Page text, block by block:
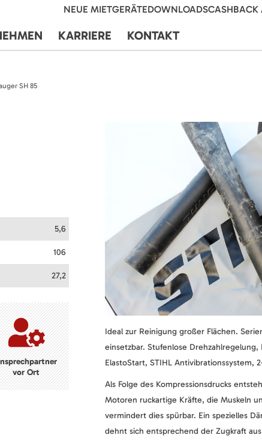
NEUE MIETGERÄTEDOWNLOADSCASHBACK
KARRIERE KONTAKT
SH 85
5,6
106
27,2
vor Ort
Ideal zur Reinigung großer Flächen.
einsetzbar. Stufenlose Drehzahlregelung,
ElastoStart, STIHL Antivibrationssystem,
Als Folge des Kompressionsdrucks
Motoren ruckartige Kräfte, die Muskeln
vermindert dies spürbar. Ein spezielles
dehnt sich entsprechend der Zugkraft